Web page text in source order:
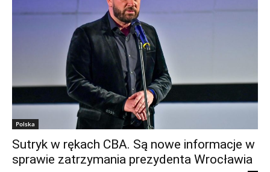
Polska
Sutryk w rękach CBA. Są nowe informacje w
sprawie zatrzymania prezydenta Wrocławia